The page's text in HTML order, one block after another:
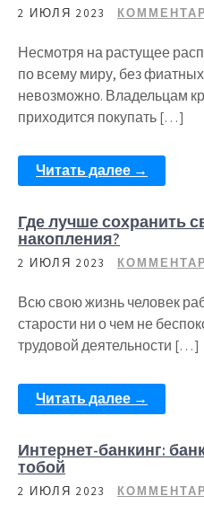
2 ИЮЛЯ 2023
Несмотря на растущее
по всему миру, без
невозможно. Владельцам
приходится покупать […]
Читать далее →
Где лучше сохранить
накопления?
2 ИЮЛЯ 2023
Всю свою жизнь человек
старости ни о чем не
трудовой деятельности […]
Читать далее →
Интернет-банкинг:
тобой
2 ИЮЛЯ 2023